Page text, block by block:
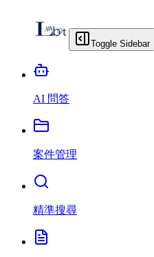
Toggle Sidebar
AI 問答
案件管理
精準搜尋